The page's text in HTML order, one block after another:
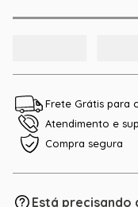
Frete Grátis para
Atendimento e
Compra segura
Está precisando